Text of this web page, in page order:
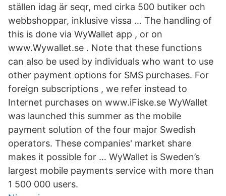
ställen idag är seqr, med cirka 500 butiker och
webbshoppar, inklusive vissa … The handling of
this is done via WyWallet app , or on
www.Wywallet.se . Note that these functions
can also be used by individuals who want to use
other payment options for SMS purchases. For
foreign subscriptions , we refer instead to
Internet purchases on www.iFiske.se WyWallet
was launched this summer as the mobile
payment solution of the four major Swedish
operators. These companies' market share
makes it possible for … WyWallet is Sweden’s
largest mobile payments service with more than
1 500 000 users.